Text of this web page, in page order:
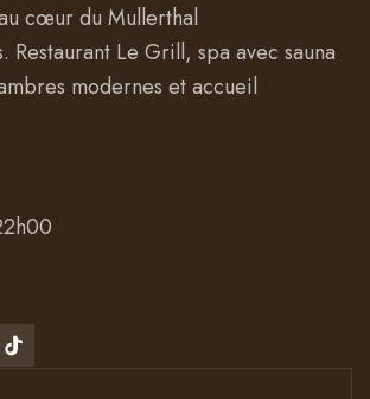
cœur du Mullerthal
Restaurant Le Grill, spa avec sauna
modernes et accueil